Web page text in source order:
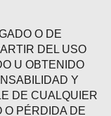
O DE
DEL USO
U OBTENIDO
Y
DE CUALQUIER
O PÉRDIDA DE